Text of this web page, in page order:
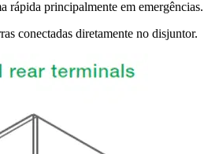
rápida principalmente em emergências.
conectadas diretamente no disjuntor.